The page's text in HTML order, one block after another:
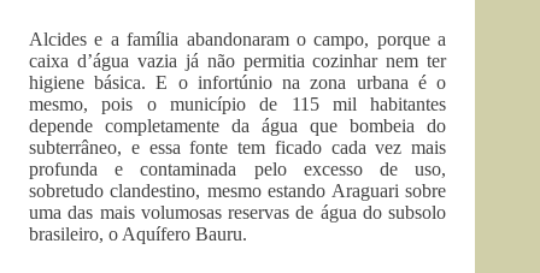
Alcides e a família abandonaram o campo, porque a
caixa d’água vazia já não permitia cozinhar nem ter
higiene básica. E o infortúnio na zona urbana é o
mesmo, pois o município de 115 mil habitantes
depende completamente da água que bombeia do
subterrâneo, e essa fonte tem ficado cada vez mais
profunda e contaminada pelo excesso de uso,
sobretudo clandestino, mesmo estando Araguari sobre
uma das mais volumosas reservas de água do subsolo
brasileiro, o Aquífero Bauru.